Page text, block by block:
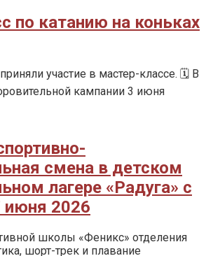
по катанию на коньках
участие в мастер-классе. 🗓️ В
кампании 3 июня
смена в детском
лагере «Радуга» с
июня 2026
школы «Феникс» отделения
шорт-трек и плавание